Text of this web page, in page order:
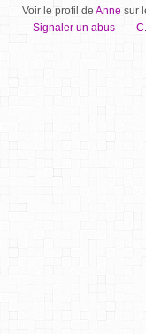
Voir le profil de Annesur
Signaler un abus